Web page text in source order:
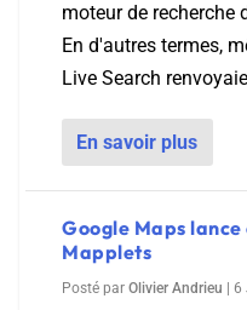
moteur de recherche
En d'autres termes,
Live Search
En savoir plus
Google Maps
Mapplets
Posté par Olivier Andrieu 6